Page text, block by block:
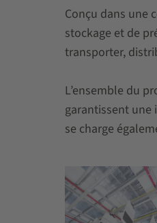
Conçu dans une
stockage et de
transporter,
L’ensemble du
garantissent une
se charge